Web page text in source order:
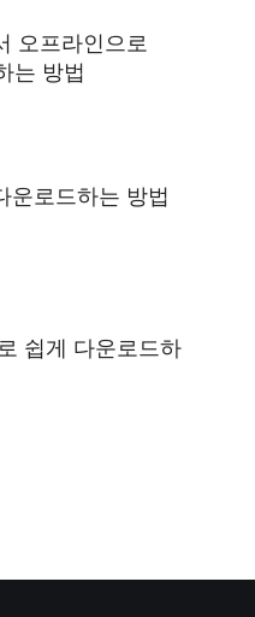
오프라인으로
는 방법
운로드하는 방법
쉽게 다운로드하